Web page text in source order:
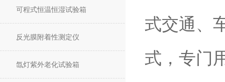
可程式恒温恒湿试验箱
反光膜附着性测定仪
氙灯紫外老化试验箱
式交通、
式，专门